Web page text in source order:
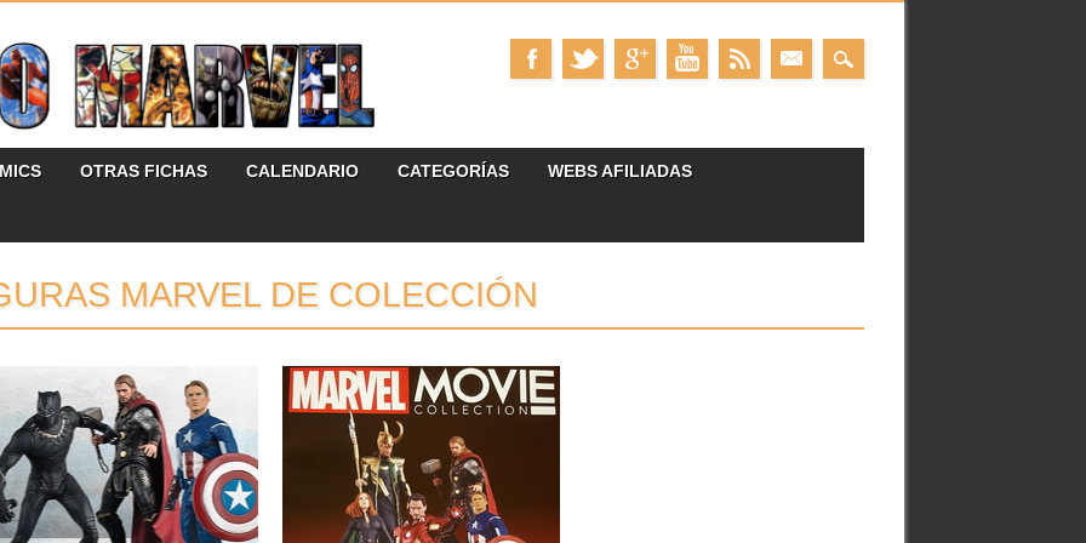
OTRAS FICHAS CALENDARIO CATEGORÍAS WEBS AFILIADAS
MARVEL DE COLECCIÓN
31.08.18
ALTAYA AMPLÍA EL PLAZO
PARA LA SUSCRIPCIÓN
A MARVEL
COLLECTION
promoción especial que ha puesto en
la editorial Altaya...
18.12.17
MARVEL MOVIE
COLLECTION LLEGA A
ESPAÑA
Eaglemoss es una conocida empresa
dedicada a la creación y venta...